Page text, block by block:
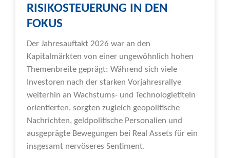
RISIKOSTEUERUNG IN DEN
FOKUS
Der Jahresauftakt 2026 war an den
Kapitalmärkten von einer ungewöhnlich hohen
Themenbreite geprägt: Während sich viele
Investoren nach der starken Vorjahresrallye
weiterhin an Wachstums- und Technologietiteln
orientierten, sorgten zugleich geopolitische
Nachrichten, geldpolitische Personalien und
ausgeprägte Bewegungen bei Real Assets für ein
insgesamt nervöseres Sentiment.